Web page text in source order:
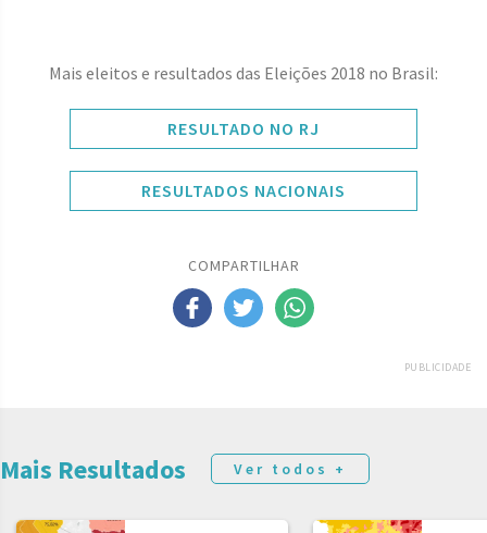
Mais eleitos e resultados das Eleições 2018 no Brasil:
RESULTADO NO RJ
RESULTADOS NACIONAIS
COMPARTILHAR
PUBLICIDADE
Mais Resultados Ver todos +